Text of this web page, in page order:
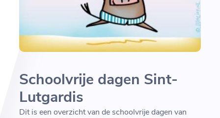
Schoolvrije dagen Sint-
Lutgardis
Dit is een overzicht van de schoolvrije dagen van